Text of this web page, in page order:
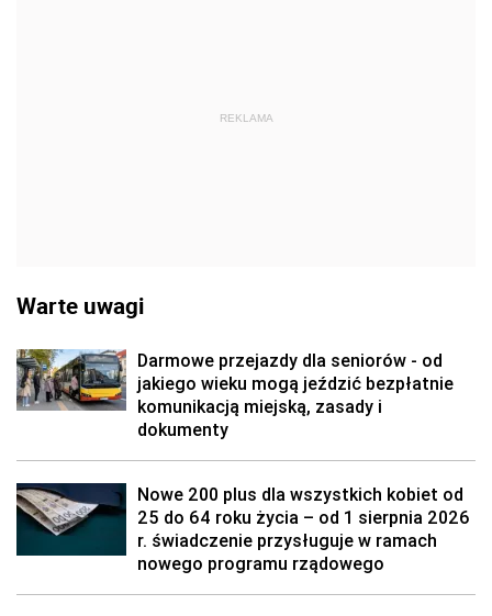
REKLAMA
Warte uwagi
Darmowe przejazdy dla seniorów - od
jakiego wieku mogą jeździć bezpłatnie
komunikacją miejską, zasady i
dokumenty
Nowe 200 plus dla wszystkich kobiet od
25 do 64 roku życia – od 1 sierpnia 2026
r. świadczenie przysługuje w ramach
nowego programu rządowego